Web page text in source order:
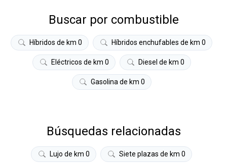
Buscar por combustible
Híbridos de km 0 Híbridos enchufables de km 0
Eléctricos de km 0 Diesel de km 0
Gasolina de km 0
Búsquedas relacionadas
Lujo de km 0 Siete plazas de km 0